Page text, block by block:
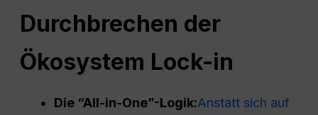
Durchbrechen der
Ökosystem Lock-in
Die “All-in-One”-Logik:Anstatt sich auf